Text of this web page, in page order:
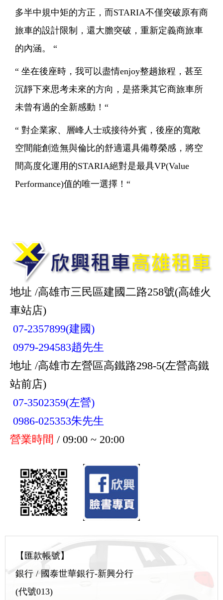
多半中規中矩的方正，而STARIA不僅突破原有商
旅車的設計限制，還大膽突破，重新定義商旅車
的內涵。 “
“ 坐在後座時，我可以盡情enjoy整趟旅程，甚至
沉靜下來思考未來的方向，是搭乘其它商旅車所
未曾有過的全新感動！“
“ 對企業家、層峰人士或接待外賓，後座的寬敞
空間能創造無與倫比的舒適還具備尊榮感，將空
間高度化運用的STARIA絕對是最具VP(Value
Performance)值的唯一選擇！“
地址 /高雄市三民區建國二路258號(高雄火
車站店)
07-2357899(建國)
0979-294583趙先生
地址 /高雄市左營區高鐵路298-5(左營高鐵
站前店)
07-3502359(左營)
0986-025353朱先生
營業時間 / 09:00 ~ 20:00
【匯款帳號】
銀行 / 國泰世華銀行-新興分行
(代號013)